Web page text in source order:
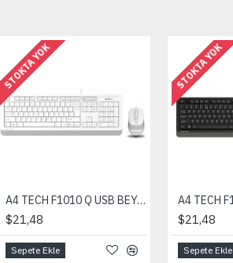
STOKTA YOK
A4 TECH F1010 Q USB BEYAZ FN-MM KLV+OPT. MOU.1600D
$21,48
Sepete Ekle
STOKTA YOK
$21,48
Sepete Ekle